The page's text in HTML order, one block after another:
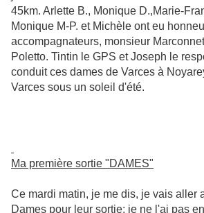
45km. Arlette B., Monique D.,Marie-
Monique M-P. et Michèle ont eu
accompagnateurs, monsieur
Poletto. Tintin le GPS et Joseph le
conduit ces dames de Varces à
Varces sous un soleil d'été.
Ma première sortie "DAMES"
Ce mardi matin, je me dis, je vais aller
Dames pour leur sortie; je ne l'ai pas